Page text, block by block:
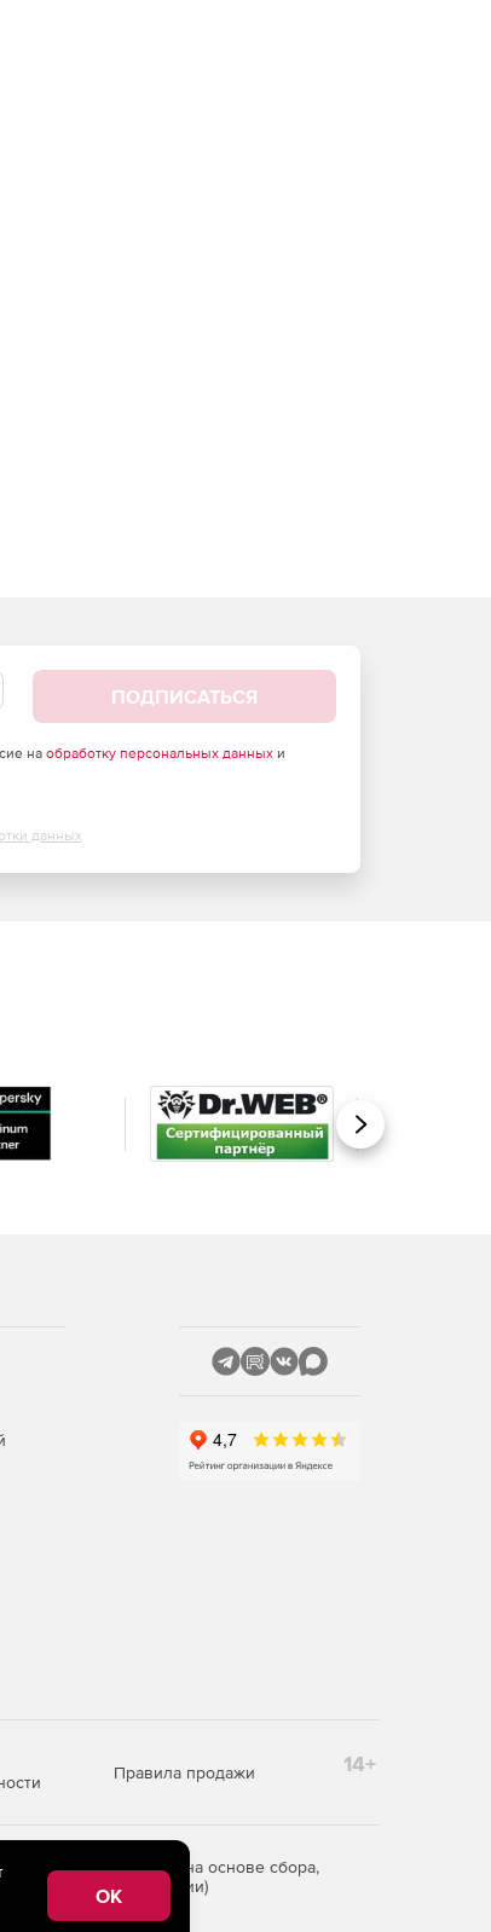
ПОДПИСАТЬСЯ
на обработку персональных данныхи
данных
Вперед
Правила продажи 14+
информации на основе сбора,
Российской Федерации)
OK